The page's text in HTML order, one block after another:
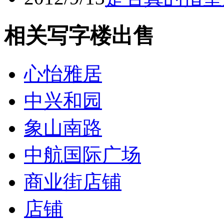
相关写字楼出售
心怡雅居
中兴和园
象山南路
中航国际广场
商业街店铺
店铺